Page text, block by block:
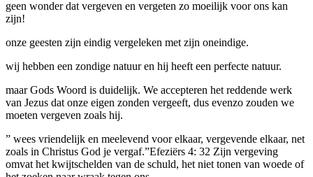
geen wonder dat vergeven en vergeten zo moeilijk voor ons kan
zijn!
onze geesten zijn eindig vergeleken met zijn oneindige.
wij hebben een zondige natuur en hij heeft een perfecte natuur.
maar Gods Woord is duidelijk. We accepteren het reddende werk
van Jezus dat onze eigen zonden vergeeft, dus evenzo zouden we
moeten vergeven zoals hij.
” wees vriendelijk en meelevend voor elkaar, vergevende elkaar, net
zoals in Christus God je vergaf.”Efeziërs 4: 32 Zijn vergeving
omvat het kwijtschelden van de schuld, het niet tonen van woede of